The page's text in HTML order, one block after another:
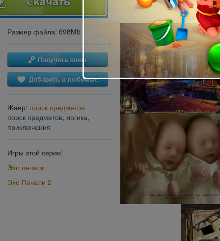
Размер файла: 698Mb
Жанр: поиск предметов
поиск предметов, логика,
приключения
Игры этой серии:
Эхо печали
Эхо Печали 2